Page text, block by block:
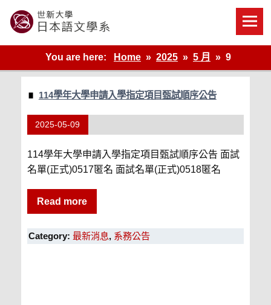
content
世新大學教學單位的網站
You are here:
Home 2025 5 月 9
114學年大學申請入學指定項目甄試順序公告
2025-05-09
114學年大學申請入學指定項目甄試順序公告 面試
名單(正式)0517匿名 面試名單(正式)0518匿名
Read more
Category: 最新消息, 系務公告